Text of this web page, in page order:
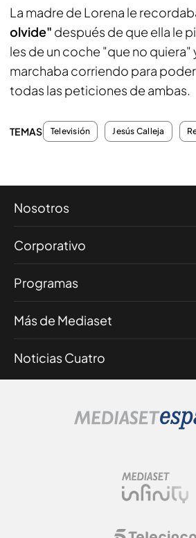
La madre de Lorena le
olvide" después de que ella le
les de un coche "que no quiera"
marchaba corriendo para
todas las peticiones de ambas.
TEMAS Televisión Jesús Calleja
Nosotros
Corporativo
Programas
Más de Mediaset
Noticias Cuatro